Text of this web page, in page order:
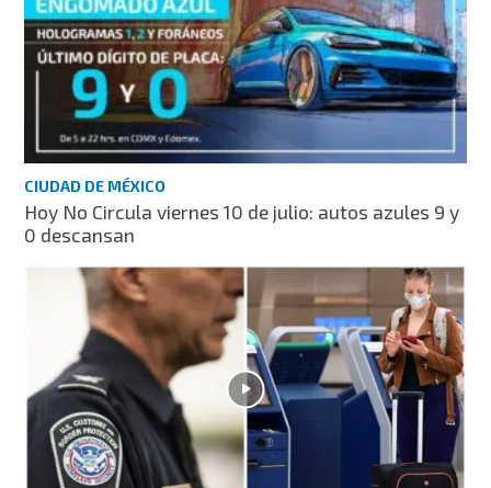
CIUDAD DE MÉXICO
Hoy No Circula viernes 10 de julio: autos azules 9 y
0 descansan